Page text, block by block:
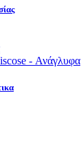
- Ανάγλυφα